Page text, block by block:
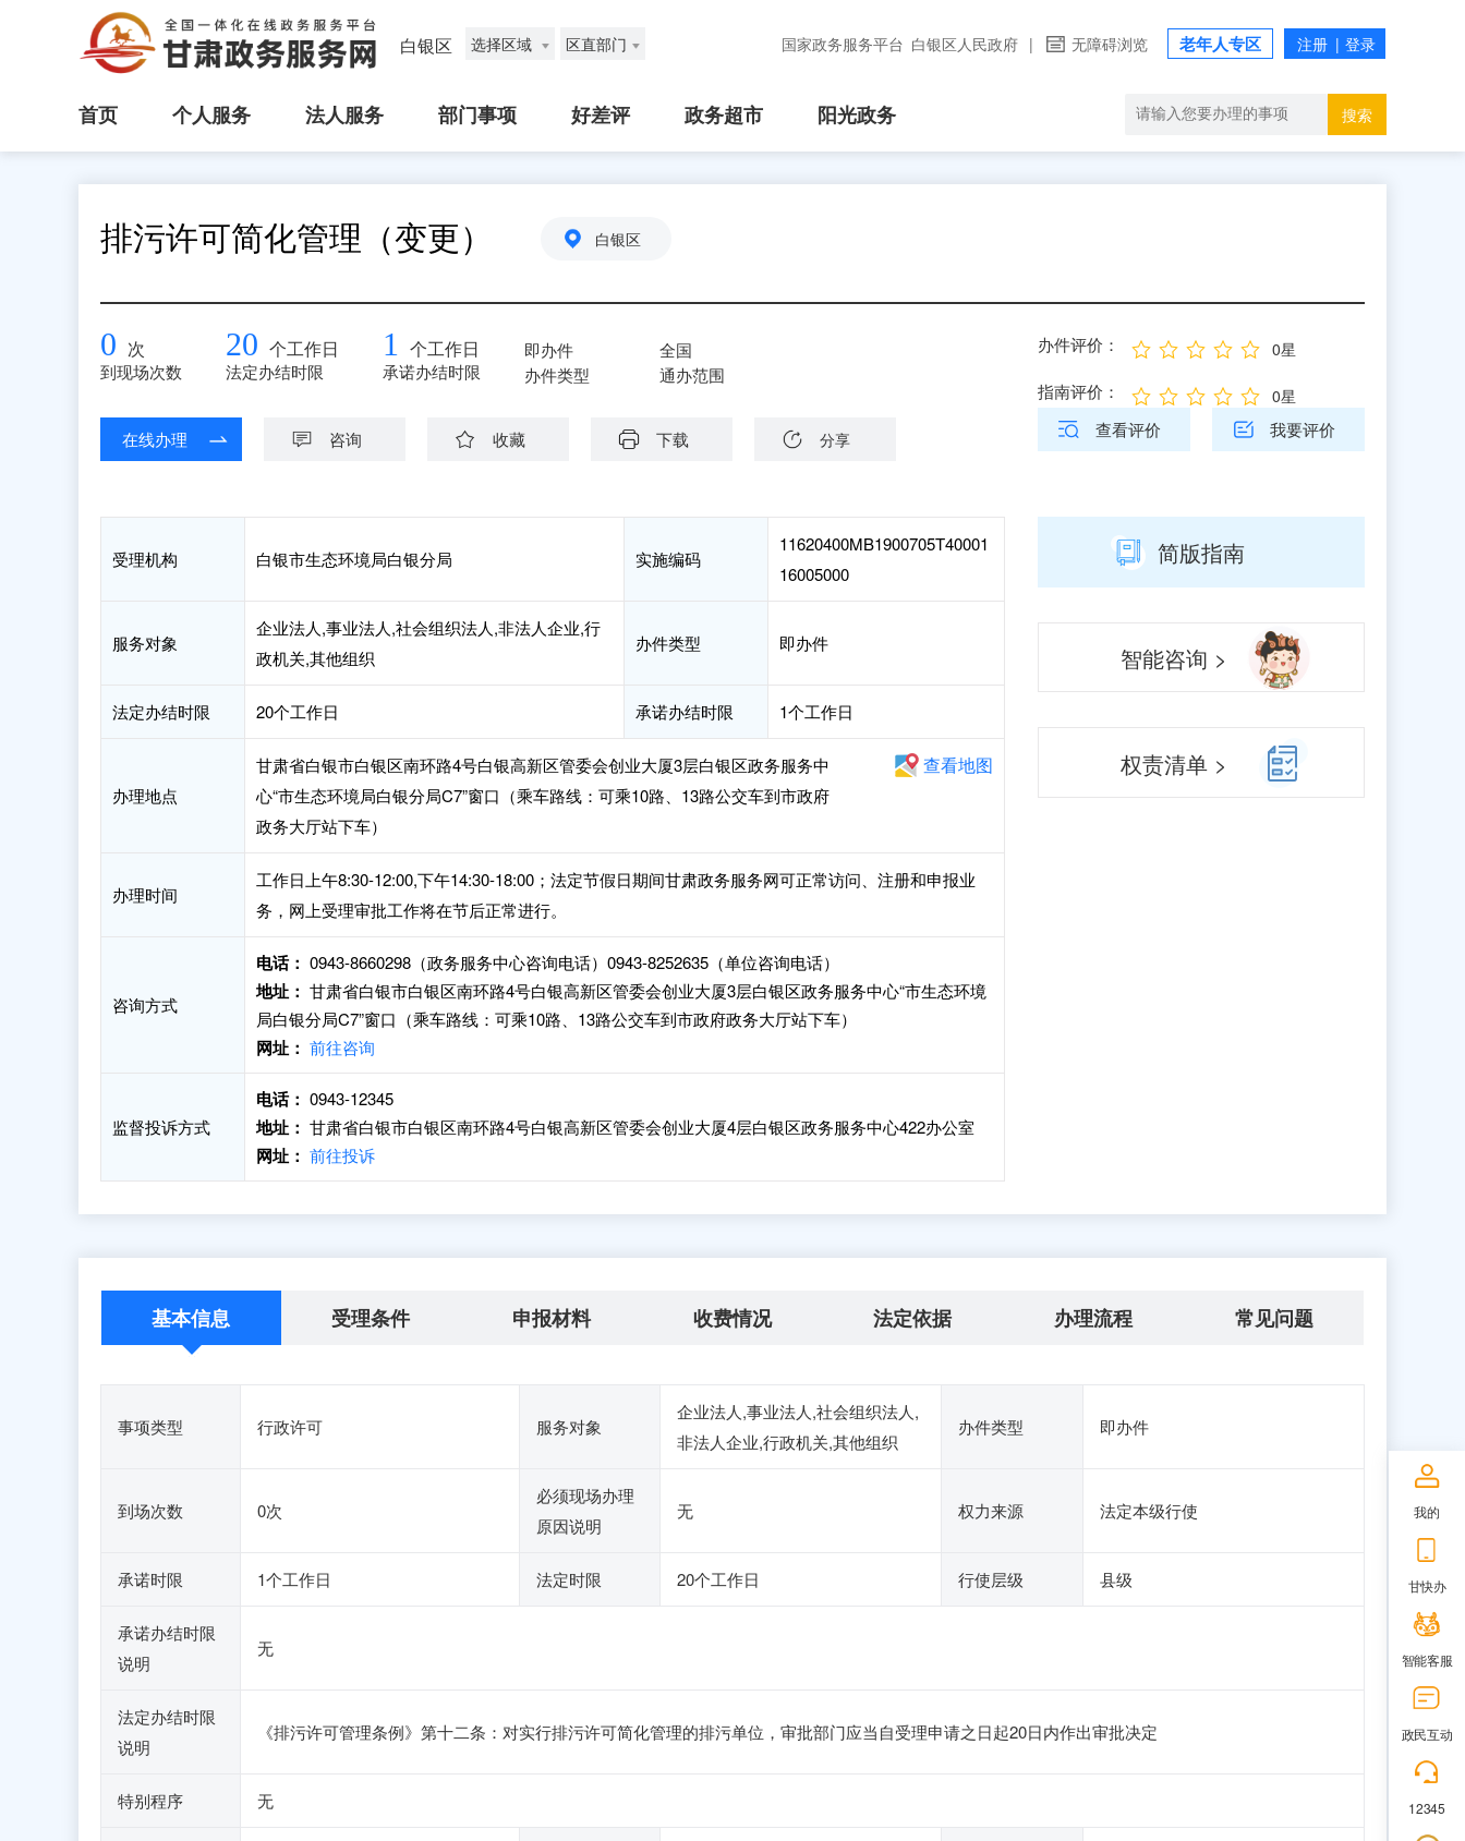
白银区 选择区域 区直部门 国家政务服务平台 白银区人民政府 | 无障碍浏览 老年人专区
首页 个人服务 法人服务 部门事项 好差评 政务超市 阳光政务 搜索
排污许可简化管理（变更） 白银区
0 次
到现场次数
20 个工作日
法定办结时限
1 个工作日
承诺办结时限
即办件
办件类型
全国
通办范围
在线办理 咨询 收藏 下载 分享
办件评价： 0星
指南评价： 0星
查看评价 我要评价
受理机构 白银市生态环境局白银分局 实施编码
11620400MB1900705T40001
16005000
服务对象
企业法人,事业法人,社会组织法人,非法人企业,行
政机关,其他组织
办件类型 即办件
法定办结时限 20个工作日 承诺办结时限 1个工作日
办理地点
甘肃省白银市白银区南环路4号白银高新区管委会创业大厦3层白银区政务服务中
心“市生态环境局白银分局C7”窗口（乘车路线：可乘10路、13路公交车到市政府
政务大厅站下车）
查看地图
办理时间
工作日上午8:30-12:00,下午14:30-18:00；法定节假日期间甘肃政务服务网可正常访问、注册和申报业
务，网上受理审批工作将在节后正常进行。
咨询方式
电话： 0943-8660298（政务服务中心咨询电话）0943-8252635（单位咨询电话）
地址： 甘肃省白银市白银区南环路4号白银高新区管委会创业大厦3层白银区政务服务中心“市生态环境
局白银分局C7”窗口（乘车路线：可乘10路、13路公交车到市政府政务大厅站下车）
网址： 前往咨询
监督投诉方式
电话： 0943-12345
地址： 甘肃省白银市白银区南环路4号白银高新区管委会创业大厦4层白银区政务服务中心422办公室
网址： 前往投诉
简版指南
智能咨询 >
权责清单 >
基本信息 受理条件 申报材料 收费情况 法定依据 办理流程 常见问题
事项类型 行政许可 服务对象
企业法人,事业法人,社会组织法人,
非法人企业,行政机关,其他组织
办件类型 即办件
到场次数 0次
必须现场办理
原因说明
无 权力来源 法定本级行使
承诺时限 1个工作日 法定时限 20个工作日 行使层级 县级
承诺办结时限
说明
无
法定办结时限
说明
《排污许可管理条例》第十二条：对实行排污许可简化管理的排污单位，审批部门应当自受理申请之日起20日内作出审批决定
特别程序 无
我的
甘快办
智能客服
政民互动
12345